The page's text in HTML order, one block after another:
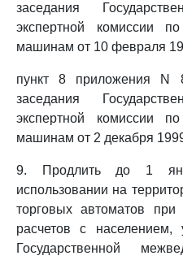
заседания
экспертной комиссии
машинам от 10 февраля
пункт 8 приложения N
заседания
экспертной комиссии
машинам от 2 декабря
9. Продлить до 1
использовании на
торговых автоматов
расчетов с населением,
Государственной